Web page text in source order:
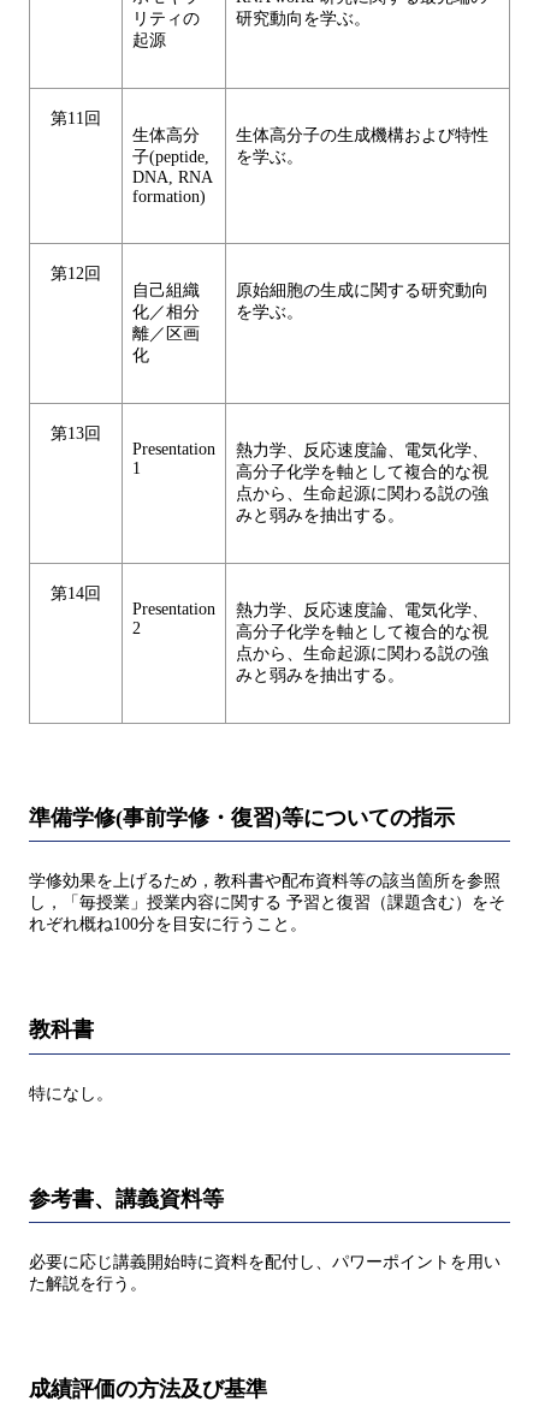
リティの
起源
研究動向を学ぶ。
第11回
生体高分
子(peptide,
DNA, RNA
formation)
生体高分子の生成機構および特性
を学ぶ。
第12回
自己組織
化／相分
離／区画
化
原始細胞の生成に関する研究動向
を学ぶ。
第13回
Presentation
1
熱力学、反応速度論、電気化学、
高分子化学を軸として複合的な視
点から、生命起源に関わる説の強
みと弱みを抽出する。
第14回
Presentation
2
熱力学、反応速度論、電気化学、
高分子化学を軸として複合的な視
点から、生命起源に関わる説の強
みと弱みを抽出する。
準備学修(事前学修・復習)等についての指示
学修効果を上げるため，教科書や配布資料等の該当箇所を参照
し，「毎授業」授業内容に関する 予習と復習（課題含む）をそ
れぞれ概ね100分を目安に行うこと。
教科書
特になし。
参考書、講義資料等
必要に応じ講義開始時に資料を配付し、パワーポイントを用い
た解説を行う。
成績評価の方法及び基準